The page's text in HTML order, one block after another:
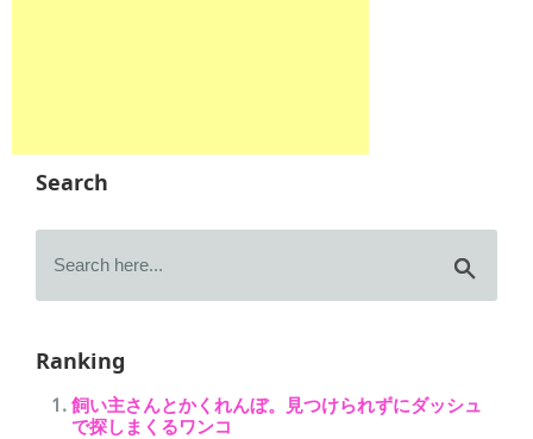
Search
Ranking
飼い主さんとかくれんぼ。見つけられずにダッシュ
で探しまくるワンコ